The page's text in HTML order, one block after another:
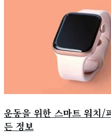
운동을 위한 스마트 워치/
든 정보